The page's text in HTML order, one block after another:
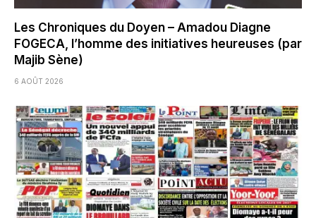
Les Chroniques du Doyen – Amadou Diagne
FOGECA, l’homme des initiatives heureuses (par
Majib Sène)
6 AOÛT 2026